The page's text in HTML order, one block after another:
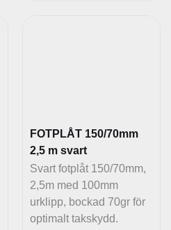
FOTPLÅT 150/70mm
2,5 m svart
Svart fotplåt 150/70mm,
2,5m med 100mm
urklipp, bockad 70gr för
optimalt takskydd.